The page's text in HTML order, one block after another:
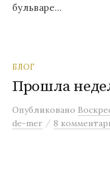
бульваре…
БЛОГ
Прошла
Опубликовано
de-mer / 8